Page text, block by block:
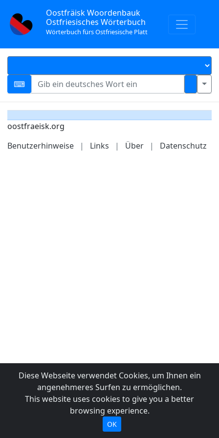
Oostfräisk Woordenbauk
Ostfriesisches Wörterbuch
Wörterbuch fürs Ostfriesische Platt
oostfraeisk.org
Benutzerhinweise
| Links | Über | Datenschutz
Diese Webseite verwendet Cookies, um Ihnen ein
angenehmeres Surfen zu ermöglichen.
This website uses cookies to give you a better
browsing experience.
OK